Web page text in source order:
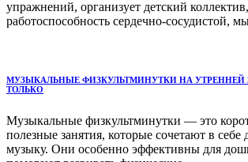
упражнений, организует детский
работоспособность сердечно-сосудистой,
МУЗЫКАЛЬНЫЕ ФИЗКУЛЬТМИНУТКИ НА УТРЕННЕЙ
ТОЛЬКО
Музыкальные физкультминутки — это
полезные занятия, которые сочетают в
музыку. Они особенно эффективны для